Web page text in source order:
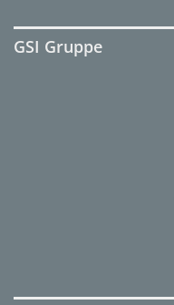
GSI Gruppe